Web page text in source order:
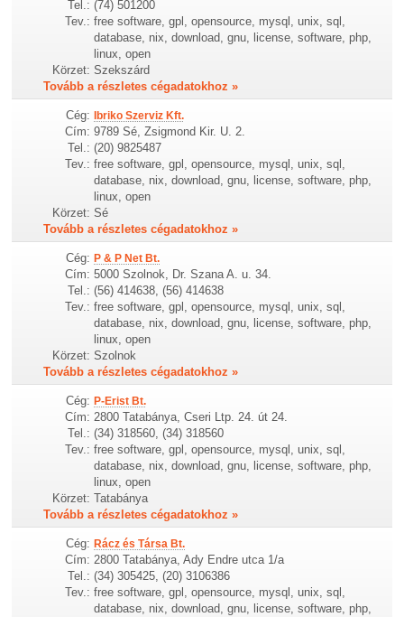
Tel.: (74) 501200
Tev.: free software, gpl, opensource, mysql, unix, sql,
database, nix, download, gnu, license, software, php,
linux, open
Körzet: Szekszárd
Tovább a részletes cégadatokhoz »
Cég: Ibriko Szerviz Kft.
Cím: 9789 Sé, Zsigmond Kir. U. 2.
Tel.: (20) 9825487
Tev.: free software, gpl, opensource, mysql, unix, sql,
database, nix, download, gnu, license, software, php,
linux, open
Körzet: Sé
Tovább a részletes cégadatokhoz »
Cég: P & P Net Bt.
Cím: 5000 Szolnok, Dr. Szana A. u. 34.
Tel.: (56) 414638, (56) 414638
Tev.: free software, gpl, opensource, mysql, unix, sql,
database, nix, download, gnu, license, software, php,
linux, open
Körzet: Szolnok
Tovább a részletes cégadatokhoz »
Cég: P-Erist Bt.
Cím: 2800 Tatabánya, Cseri Ltp. 24. út 24.
Tel.: (34) 318560, (34) 318560
Tev.: free software, gpl, opensource, mysql, unix, sql,
database, nix, download, gnu, license, software, php,
linux, open
Körzet: Tatabánya
Tovább a részletes cégadatokhoz »
Cég: Rácz és Társa Bt.
Cím: 2800 Tatabánya, Ady Endre utca 1/a
Tel.: (34) 305425, (20) 3106386
Tev.: free software, gpl, opensource, mysql, unix, sql,
database, nix, download, gnu, license, software, php,